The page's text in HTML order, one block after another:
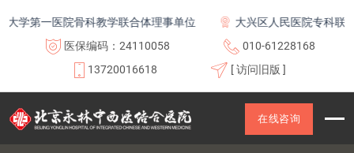
一医院骨科教学联合体理事单位
大兴区人民医院专科联盟及医
医保编码：24110058
010-61228168
13720016618
[ 访问旧版 ]
在线咨询